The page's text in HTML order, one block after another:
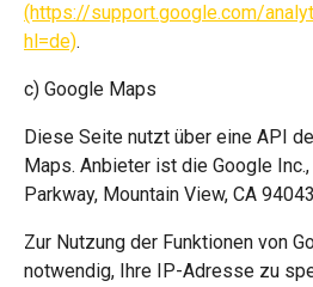
(https://support.google.com/
hl=de).
c) Google Maps
Diese Seite nutzt über eine API
Maps. Anbieter ist die Google
Parkway, Mountain View, CA
Zur Nutzung der Funktionen von
notwendig, Ihre IP-Adresse zu